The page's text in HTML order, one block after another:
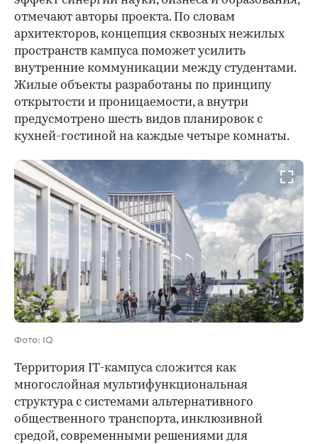
отмечают авторы проекта. По словам
архитекторов, концепция сквозных нежилых
пространств кампуса поможет усилить
внутренние коммуникации между студентами.
Жилые объекты разработаны по принципу
открытости и проницаемости, а внутри
предусмотрено шесть видов планировок с
кухней-гостиной на каждые четыре комнаты.
Фото: IQ
Территория IT-кампуса сложится как
многослойная мультифункциональная
структура с системами альтернативного
общественного транспорта, инклюзивной
средой, современными решениями для